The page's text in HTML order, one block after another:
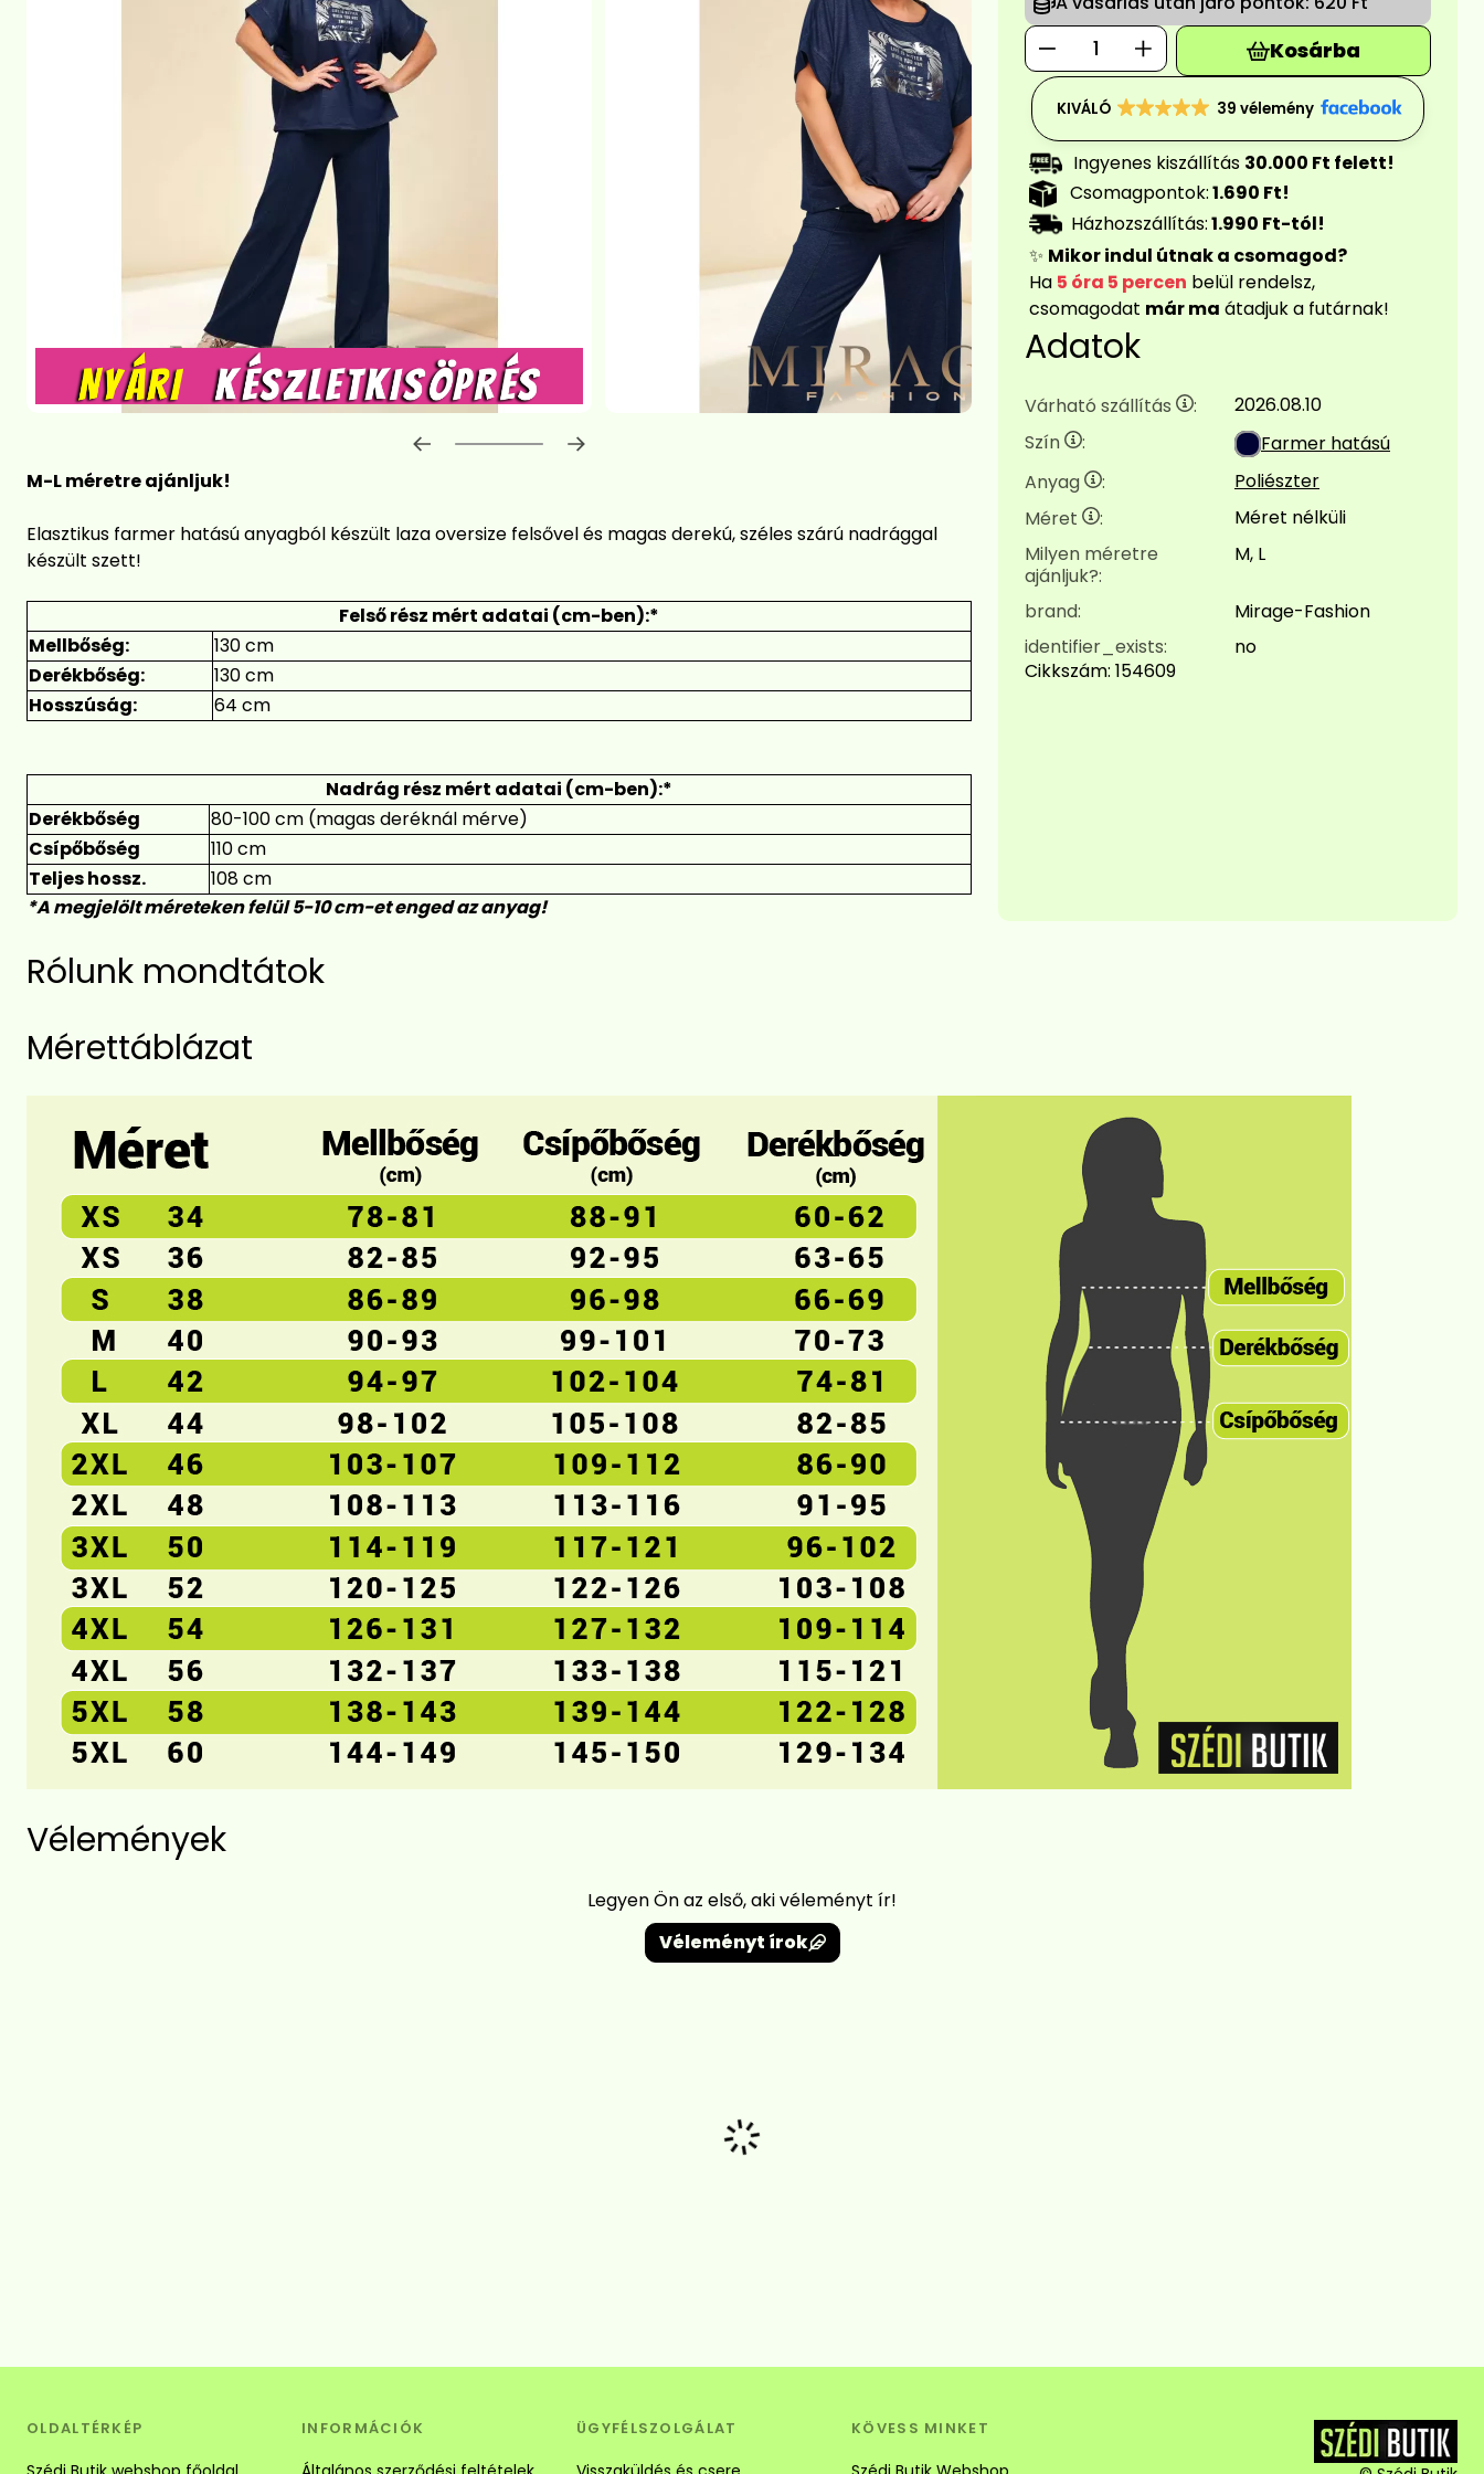
Előrehaladás:
M-L méretre ajánljuk!
Elasztikus farmer hatású anyagból készült laza oversize felsővel és magas derekú, széles szárú nadrággal
készült szett!
Felső rész mért adatai (cm-ben):*
Mellbőség:
130 cm
Derékbőség:
130 cm
Hosszúság:
64 cm
Nadrág rész mért adatai (cm-ben):*
Derékbőség
80-100 cm (magas deréknál mérve)
Csípőbőség
110 cm
Teljes hossz.
108 cm
*A megjelölt méreteken felül 5-10 cm-et enged az anyag!
Kosárba
KIVÁLÓ 39 vélemény
Ingyenes kiszállítás 30.000 Ft felett!
Csomagpontok:1.690 Ft!
Házhozszállítás:1.990 Ft-tól!
✨ Mikor indul útnak a csomagod?
Ha 5 óra 5 percen belül rendelsz,
csomagodat már ma átadjuk a futárnak!
Adatok
Várható szállítás :
2026.08.10
Szín
:
Farmer hatású
Anyag
:
Poliészter
Méret
:
Méret nélküli
Milyen méretre
ajánljuk?:
M, L
brand:
Mirage-Fashion
identifier_exists:
no
Cikkszám: 154609
Rólunk mondtátok
Mérettáblázat
Vélemények
Legyen Ön az első, aki véleményt ír!
Véleményt írok
OLDALTÉRKÉP INFORMÁCIÓK ÜGYFÉLSZOLGÁLAT KÖVESS MINKET